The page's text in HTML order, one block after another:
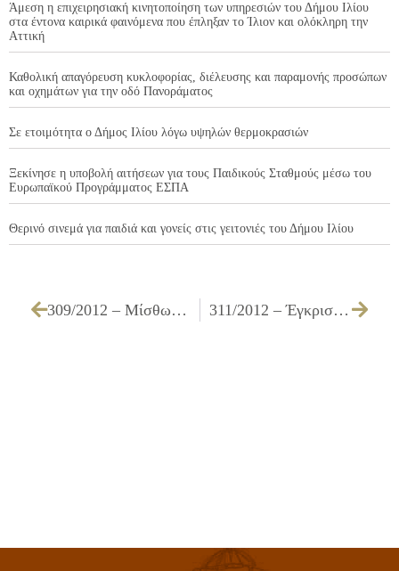
Άμεση η επιχειρησιακή κινητοποίηση των υπηρεσιών του Δήμου Ιλίου
στα έντονα καιρικά φαινόμενα που έπληξαν το Ίλιον και ολόκληρη την
Αττική
Καθολική απαγόρευση κυκλοφορίας, διέλευσης και παραμονής προσώπων
και οχημάτων για την οδό Πανοράματος
Σε ετοιμότητα ο Δήμος Ιλίου λόγω υψηλών θερμοκρασιών
Ξεκίνησε η υποβολή αιτήσεων για τους Παιδικούς Σταθμούς μέσω του
Ευρωπαϊκού Προγράμματος ΕΣΠΑ
Θερινό σινεμά για παιδιά και γονείς στις γειτονιές του Δήμου Ιλίου
309/2012 – Μίσθωση οικήματος 311/2012 – Έγκριση του 3ου Τελικού Τακτοποιητικού Ανακεφαλαιωτικού Πίνακα του έργου ΣΥΝΤΗΡΗΣΗ ΑΝΑΚΑΤΑΣΚΕΥΗ ΠΕΖΟΔΡΟΜΙΩΝ ΓΙΑ ΤΗ ΒΕΛΤΙΩΣΗ ΠΡΟΣΒΑΣΙΜΟΤΗΤΑΣ ΤΟΥΣ